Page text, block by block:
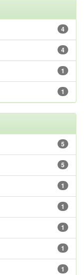
4
4
1
1
5
5
1
1
1
1
1